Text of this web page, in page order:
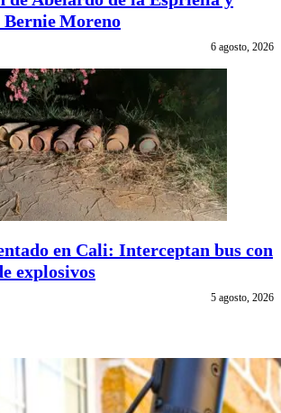
Bernie Moreno
6 agosto, 2026
en Cali: Interceptan bus con
explosivos
5 agosto, 2026